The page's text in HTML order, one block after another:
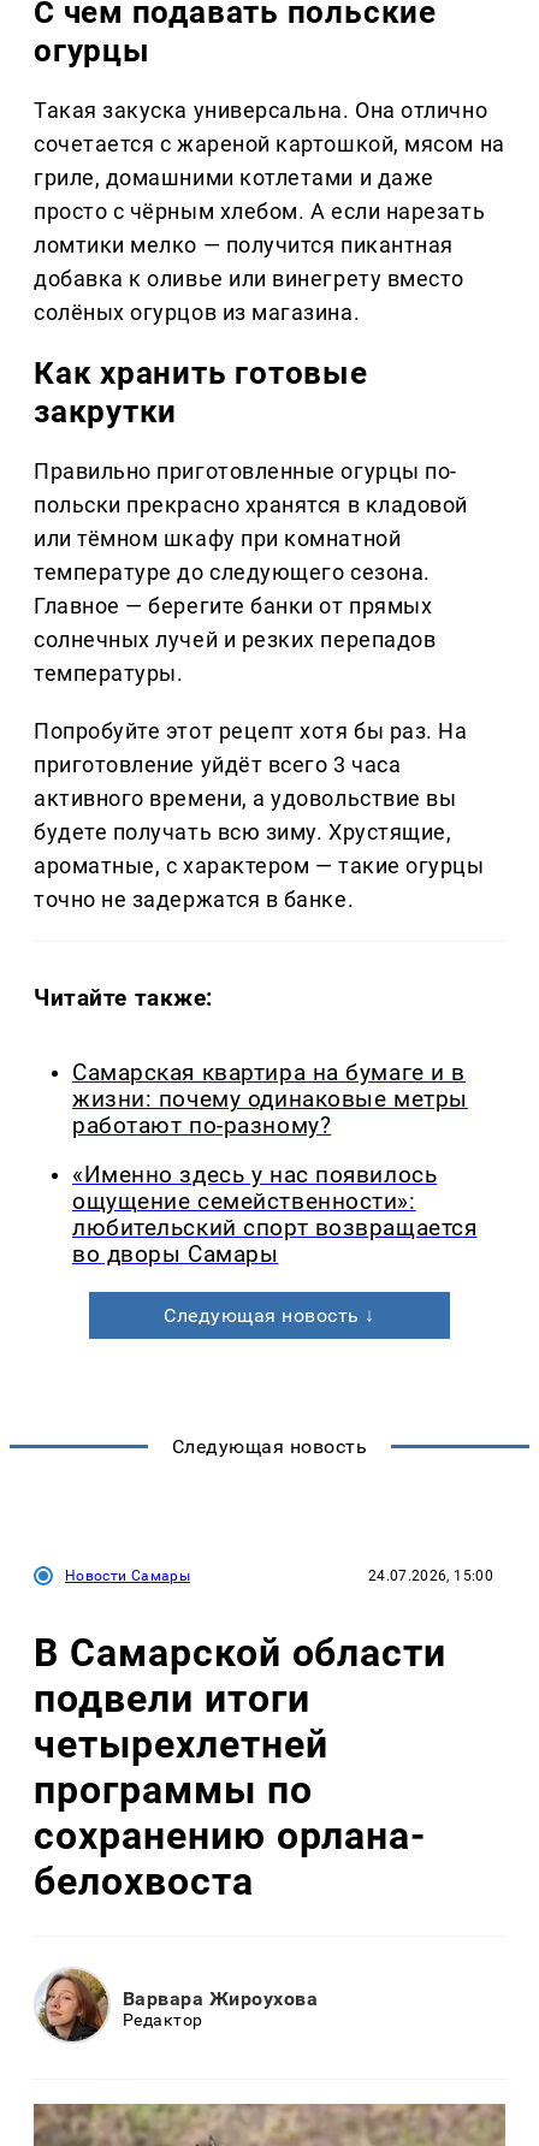
С чем подавать польские
огурцы
Такая закуска универсальна. Она отлично
сочетается с жареной картошкой, мясом на
гриле, домашними котлетами и даже
просто с чёрным хлебом. А если нарезать
ломтики мелко — получится пикантная
добавка к оливье или винегрету вместо
солёных огурцов из магазина.
Как хранить готовые
закрутки
Правильно приготовленные огурцы по-
польски прекрасно хранятся в кладовой
или тёмном шкафу при комнатной
температуре до следующего сезона.
Главное — берегите банки от прямых
солнечных лучей и резких перепадов
температуры.
Попробуйте этот рецепт хотя бы раз. На
приготовление уйдёт всего 3 часа
активного времени, а удовольствие вы
будете получать всю зиму. Хрустящие,
ароматные, с характером — такие огурцы
точно не задержатся в банке.
Читайте также:
Самарская квартира на бумаге и в
жизни: почему одинаковые метры
работают по-разному?
«Именно здесь у нас появилось
ощущение семейственности»:
любительский спорт возвращается
во дворы Самары
Следующая новость ↓
Следующая новость
Новости Самары 24.07.2026, 15:00
В Самарской области
подвели итоги
четырехлетней
программы по
сохранению орлана-
белохвоста
Варвара Жироухова
Редактор